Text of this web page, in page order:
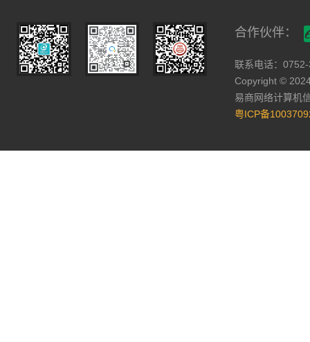
合作伙伴：
联系电话：
Copyright ©
易商网络计算机
粤ICP备